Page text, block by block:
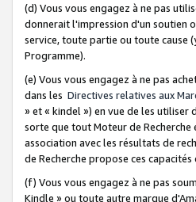
(d) Vous vous engagez à ne pas
donnerait l'impression d'un soutien
service, toute partie ou toute cause
Programme).
(e) Vous vous engagez à ne pas
dans les Directives relatives aux
» et « kindel ») en vue de les
sorte que tout Moteur de
association avec les résultats de
de Recherche propose ces capacités
(f) Vous vous engagez à ne pas
Kindle » ou toute autre marque